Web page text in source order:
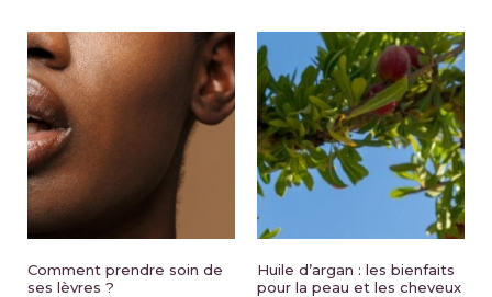
Comment prendre soin de
ses lèvres ?
Huile d’argan : les bienfaits
pour la peau et les cheveux